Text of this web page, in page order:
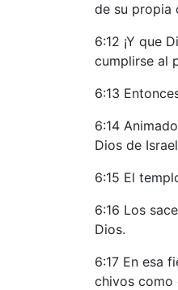
de su propia
6:12 ¡Y que
cumplirse al
6:13
6:14
Dios de
6:15 El
6:16 Los
Dios.
6:17 En esa
chivos como